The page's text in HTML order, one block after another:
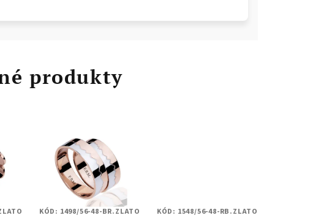
produkty
KÓD: 1498/56-48-BR.ZLATO KÓD: 1548/56-48-RB.ZLATO